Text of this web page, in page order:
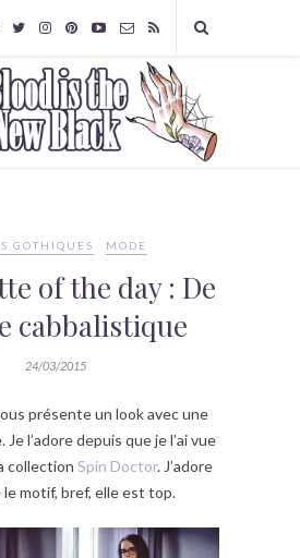
GOTHIQUES MODE
of the day : De
cabbalistique
24/03/2015
présente un look avec une
Je l’adore depuis que je l’ai vue
collection Spin Doctor. J’adore
le motif, bref, elle est top.